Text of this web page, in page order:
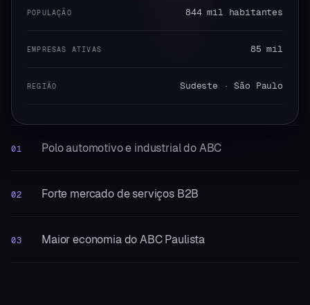
POPULAÇÃO 844 mil habitantes
EMPRESAS ATIVAS 85 mil
REGIÃO Sudeste · São Paulo
01 Polo automotivo e industrial do ABC
02 Forte mercado de serviços B2B
03 Maior economia do ABC Paulista